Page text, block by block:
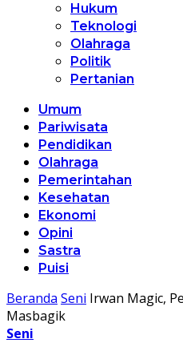
Hukum
Teknologi
Olahraga
Politik
Pertanian
Umum
Pariwisata
Pendidikan
Olahraga
Pemerintahan
Kesehatan
Ekonomi
Opini
Sastra
Puisi
Beranda Seni Irwan Magic,
Masbagik
Seni